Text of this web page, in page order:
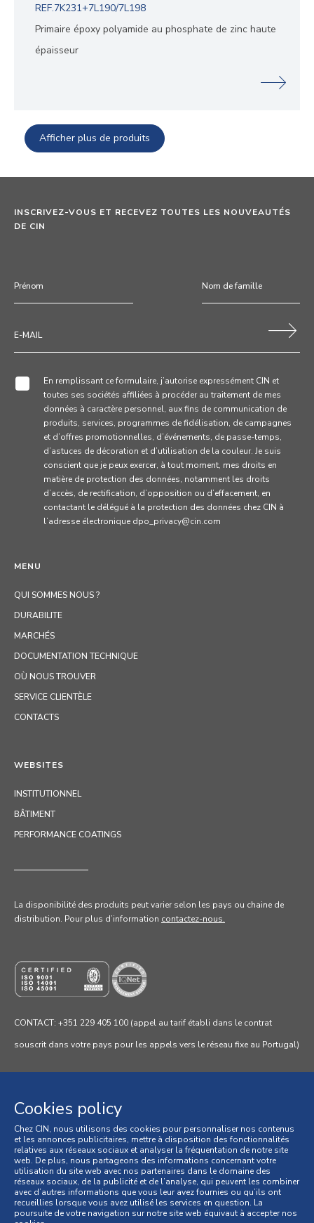
REF.7K231+7L190/7L198
Primaire époxy polyamide au phosphate de zinc haute
épaisseur
Afficher plus de produits
MENU
QUI SOMMES NOUS ?
DURABILITE
MARCHÉS
DOCUMENTATION TECHNIQUE
OÙ NOUS TROUVER
SERVICE CLIENTÈLE
CONTACTS
INSCRIVEZ-VOUS ET RECEVEZ TOUTES LES NOUVEAUTÉS
DE CIN
En remplissant ce formulaire, j’autorise expressément CIN et
toutes ses sociétés affiliées à procéder au traitement de mes
données à caractère personnel, aux fins de communication de
produits, services, programmes de fidélisation, de campagnes
et d’offres promotionnelles, d’événements, de passe-temps,
d’astuces de décoration et d’utilisation de la couleur. Je suis
conscient que je peux exercer, à tout moment, mes droits en
matière de protection des données, notamment les droits
d’accès, de rectification, d’opposition ou d’effacement, en
contactant le délégué à la protection des données chez CIN à
l’adresse électronique dpo_privacy@cin.com
WEBSITES
INSTITUTIONNEL
BÂTIMENT
PERFORMANCE COATINGS
La disponibilité des produits peut varier selon les pays ou chaine de
distribution. Pour plus d’information contactez-nous.
CONTACT: +351 229 405 100 (appel au tarif établi dans le contrat
souscrit dans votre pays pour les appels vers le réseau fixe au Portugal)
Politique de confidentialité
Politique de cookies
Conditions générales
Conditions générales de vente
Cookies policy
Chez CIN, nous utilisons des cookies pour personnaliser nos contenus
et les annonces publicitaires, mettre à disposition des fonctionnalités
relatives aux réseaux sociaux et analyser la fréquentation de notre site
web. De plus, nous partageons des informations concernant votre
utilisation du site web avec nos partenaires dans le domaine des
réseaux sociaux, de la publicité et de l’analyse, qui peuvent les combiner
avec d’autres informations que vous leur avez fournies ou qu’ils ont
recueillies lorsque vous avez utilisé les services en question. La
poursuite de votre navigation sur notre site web équivaut à accepter nos